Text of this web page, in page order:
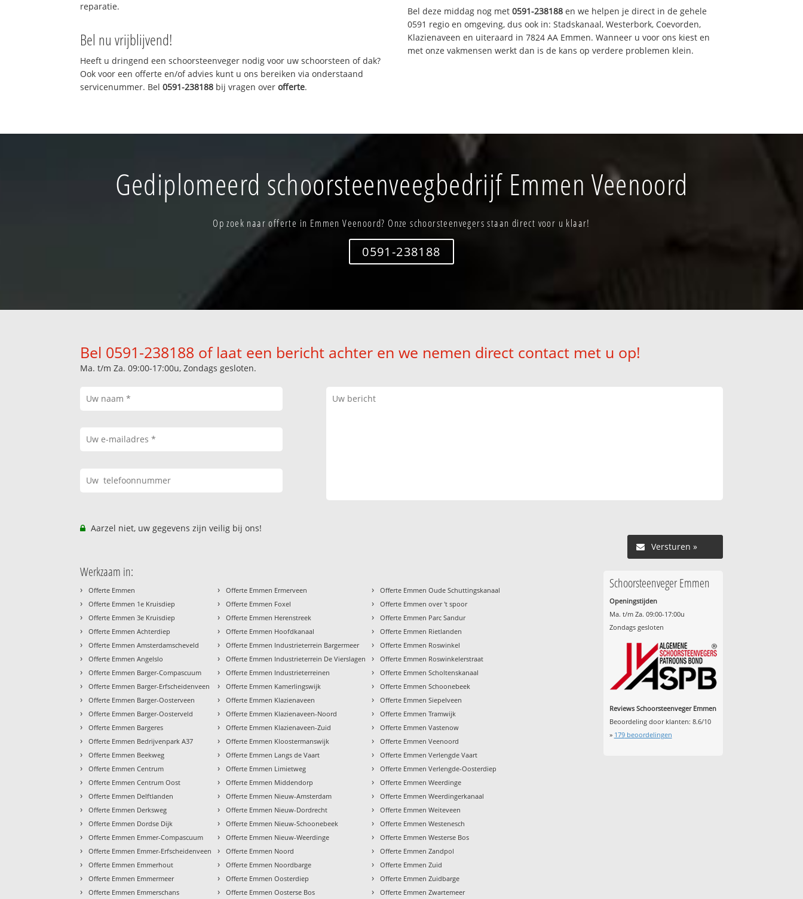
reparatie.
Bel nu vrijblijvend!
Heeft u dringend een schoorsteenveger nodig voor uw schoorsteen of dak?
Ook voor een offerte en/of advies kunt u ons bereiken via onderstaand
servicenummer. Bel0591-238188 bij vragen overofferte.
Bel deze middag nog met 0591-238188 en we helpen je direct in de gehele
0591 regio en omgeving, dus ook in: Stadskanaal, Westerbork, Coevorden,
Klazienaveen en uiteraard in 7824 AA Emmen. Wanneer u voor ons kiest en
met onze vakmensen werkt dan is de kans op verdere problemen klein.
Gediplomeerd schoorsteenveegbedrijf Emmen Veenoord
Op zoek naar offerte in Emmen Veenoord? Onze schoorsteenvegers staan direct voor u klaar!
0591-238188
Bel 0591-238188 of laat een bericht achter en we nemen direct contact met u op!
Ma. t/m Za. 09:00-17:00u, Zondags gesloten.
Aarzel niet, uw gegevens zijn veilig bij ons!
Versturen »
Werkzaam in:
› Offerte Emmen
› Offerte Emmen 1e Kruisdiep
› Offerte Emmen 3e Kruisdiep
› Offerte Emmen Achterdiep
› Offerte Emmen Amsterdamscheveld
› Offerte Emmen Angelslo
› Offerte Emmen Barger-Compascuum
› Offerte Emmen Barger-Erfscheidenveen
› Offerte Emmen Barger-Oosterveen
› Offerte Emmen Barger-Oosterveld
› Offerte Emmen Bargeres
› Offerte Emmen Bedrijvenpark A37
› Offerte Emmen Beekweg
› Offerte Emmen Centrum
› Offerte Emmen Centrum Oost
› Offerte Emmen Delftlanden
› Offerte Emmen Derksweg
› Offerte Emmen Dordse Dijk
› Offerte Emmen Emmer-Compascuum
› Offerte Emmen Emmer-Erfscheidenveen
› Offerte Emmen Emmerhout
› Offerte Emmen Emmermeer
› Offerte Emmen Emmerschans
› Offerte Emmen Ermerveen
› Offerte Emmen Foxel
› Offerte Emmen Herenstreek
› Offerte Emmen Hoofdkanaal
› Offerte Emmen Industrieterrein Bargermeer
› Offerte Emmen Industrieterrein De Vierslagen
› Offerte Emmen Industrieterreinen
› Offerte Emmen Kamerlingswijk
› Offerte Emmen Klazienaveen
› Offerte Emmen Klazienaveen-Noord
› Offerte Emmen Klazienaveen-Zuid
› Offerte Emmen Kloostermanswijk
› Offerte Emmen Langs de Vaart
› Offerte Emmen Limietweg
› Offerte Emmen Middendorp
› Offerte Emmen Nieuw-Amsterdam
› Offerte Emmen Nieuw-Dordrecht
› Offerte Emmen Nieuw-Schoonebeek
› Offerte Emmen Nieuw-Weerdinge
› Offerte Emmen Noord
› Offerte Emmen Noordbarge
› Offerte Emmen Oosterdiep
› Offerte Emmen Oosterse Bos
› Offerte Emmen Oude Schuttingskanaal
› Offerte Emmen over 't spoor
› Offerte Emmen Parc Sandur
› Offerte Emmen Rietlanden
› Offerte Emmen Roswinkel
› Offerte Emmen Roswinkelerstraat
› Offerte Emmen Scholtenskanaal
› Offerte Emmen Schoonebeek
› Offerte Emmen Siepelveen
› Offerte Emmen Tramwijk
› Offerte Emmen Vastenow
› Offerte Emmen Veenoord
› Offerte Emmen Verlengde Vaart
› Offerte Emmen Verlengde-Oosterdiep
› Offerte Emmen Weerdinge
› Offerte Emmen Weerdingerkanaal
› Offerte Emmen Weiteveen
› Offerte Emmen Westenesch
› Offerte Emmen Westerse Bos
› Offerte Emmen Zandpol
› Offerte Emmen Zuid
› Offerte Emmen Zuidbarge
› Offerte Emmen Zwartemeer
Schoorsteenveger Emmen
Openingstijden
Ma. t/m Za. 09:00-17:00u
Zondags gesloten
Reviews Schoorsteenveger Emmen
Beoordeling door klanten: 8.6/10
» 179beoordelingen